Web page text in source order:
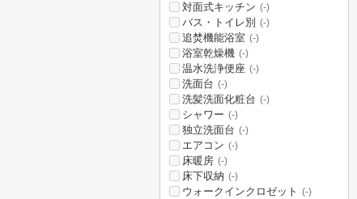
対面式キッチン (-)
バス・トイレ別 (-)
追焚機能浴室 (-)
浴室乾燥機 (-)
温水洗浄便座 (-)
洗面台 (-)
洗髪洗面化粧台 (-)
シャワー (-)
独立洗面台 (-)
エアコン (-)
床暖房 (-)
床下収納 (-)
ウォークインクロゼット (-)